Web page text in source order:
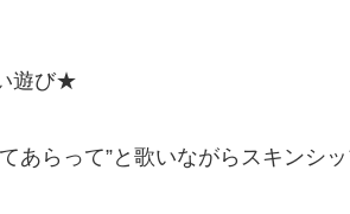
遊び★
あらって”と歌いながらスキンシ